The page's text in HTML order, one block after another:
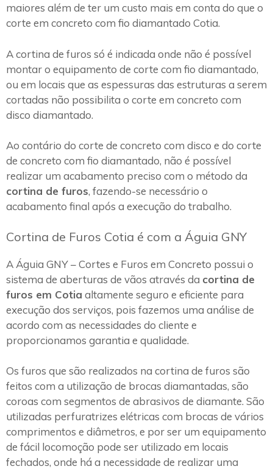
maiores além de ter um custo mais em conta do que o
corte em concreto com fio diamantado Cotia.
A cortina de furos só é indicada onde não é possível
montar o equipamento de corte com fio diamantado,
ou em locais que as espessuras das estruturas a serem
cortadas não possibilita o corte em concreto com
disco diamantado.
Ao contário do corte de concreto com disco e do corte
de concreto com fio diamantado, não é possível
realizar um acabamento preciso com o método da
cortina de furos, fazendo-se necessário o
acabamento final após a execução do trabalho.
Cortina de Furos Cotia é com a Águia GNY
A Águia GNY – Cortes e Furos em Concreto possui o
sistema de aberturas de vãos através da cortina de
furos em Cotia altamente seguro e eficiente para
execução dos serviços, pois fazemos uma análise de
acordo com as necessidades do cliente e
proporcionamos garantia e qualidade.
Os furos que são realizados na cortina de furos são
feitos com a utilização de brocas diamantadas, são
coroas com segmentos de abrasivos de diamante. São
utilizadas perfuratrizes elétricas com brocas de vários
comprimentos e diâmetros, e por ser um equipamento
de fácil locomoção pode ser utilizado em locais
fechados, onde há a necessidade de realizar uma